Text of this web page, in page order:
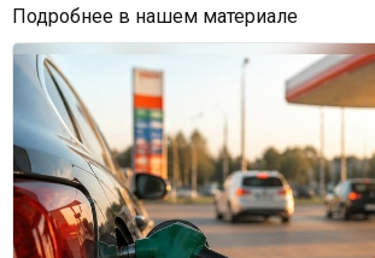
Подробнее в нашем материале